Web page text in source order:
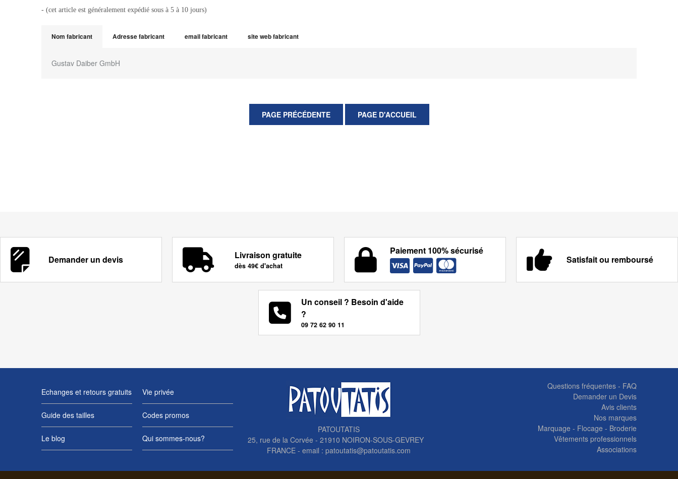
- (cet article est généralement expédié sous à 5 à 10 jours)
Nom fabricant Adresse fabricant email fabricant site web fabricant
Gustav Daiber GmbH
Demander un devis Livraison gratuite
dès 49€ d'achat
Paiement 100% sécurisé
Satisfait ou remboursé
Un conseil ? Besoin d'aide
?
09 72 62 90 11
Echanges et retours gratuits Vie privée
Guide des tailles Codes promos
Le blog Qui sommes-nous?
PATOUTATIS
25, rue de la Corvée - 21910 NOIRON-SOUS-GEVREY
FRANCE - email :patoutatis@patoutatis.com
Questions fréquentes - FAQ
Demander un Devis
Avis clients
Nos marques
Marquage - Flocage - Broderie
Vêtements professionnels
Associations